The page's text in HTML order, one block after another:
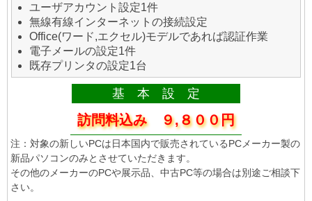
ユーザアカウント設定1件
無線有線インターネットの接続設定
Office(ワード,エクセル)モデルであれば認証作業
電子メールの設定1件
既存プリンタの設定1台
基 本 設 定
訪問料込み ９,８００円
注：対象の新しいPCは日本国内で販売されているPCメーカー製の
新品パソコンのみとさせていただきます。
その他のメーカーのPCや展示品、中古PC等の場合は別途ご相談下
さい。